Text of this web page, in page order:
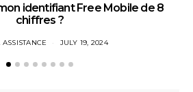
identifiant Free Mobile de 8
chiffres ?
JULY 19, 2024